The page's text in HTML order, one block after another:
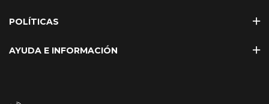
POLÍTICAS
AYUDA E INFORMACIÓN